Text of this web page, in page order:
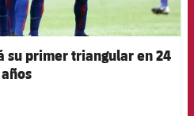
su primer triangular en 24
años